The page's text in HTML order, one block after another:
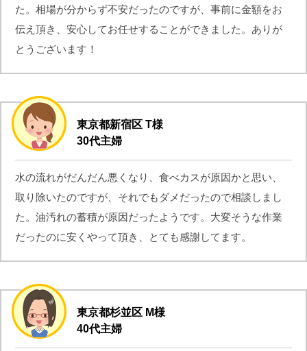
た。相場が分からず不安だったのですが、事前に金額をお
伝え頂き、安心してお任せすることができました。ありが
とうございます！
東京都新宿区 T様
30代主婦
水の流れがだんだん悪くなり、食べカスが原因かと思い、
取り除いたのですが、それでもダメだったので相談しまし
た。油汚れの蓄積が原因だったようです。大変そうな作業
だったのに安くやって頂き、とても感謝してます。
東京都杉並区 M様
40代主婦